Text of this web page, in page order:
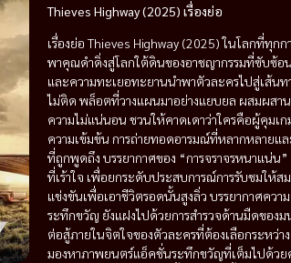
Thieves Highway (2025) เรื่องย่อ
เรื่องย่อ Thieves Highway (2025) ในโลกที่ทุก
พาคุณดำดิ่งสู่โลกใต้ดินของอาชญากรรมที่ซับซ้อ
และความทะเยอทะยานนำพาตัวละครไปสู่เส้น
ไม่ติด พล็อตที่วางแผนมาอย่างแยบยล ผสมผสา
ความไม่แน่นอน ชวนให้คาดเดาว่าใครคือผู้คุมเ
ความเข้มข้น การถ่ายทอดอารมณ์ที่หลากหลายแ
ที่ถูกพูดถึง บรรยากาศของ “การจราจรหนาแน่น
ที่เร้าใจ เพื่อยกระดับประสบการณ์การรับชมให้
แข่งขันเพื่อเอาชีวิตรอดนั้นสูงลิ่ว บรรยากาศคว
ระทึกขวัญ ยังแฝงไปด้วยการสำรวจด้านมืดของ
ต่อสู้ภายในจิตใจของตัวละครที่ต้องเลือกระหว่
มองหาภาพยนตร์แอ็คชั่นระทึกขวัญที่เต็มไปด้ว